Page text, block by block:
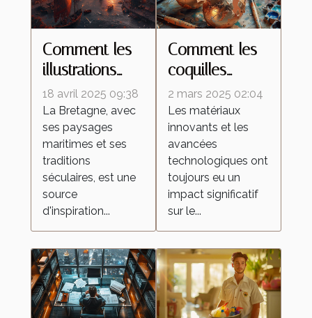
Comment les
illustrations
inspirées de la
Bretagne
célèbrent la
culture
régionale
18 avril 2025 09:38
La Bretagne, avec
ses paysages
maritimes et ses
traditions
séculaires, est une
source
d'inspiration...
Comment les
coquilles
d'œufs
améliorent les
peintures
réfléchissantes
2 mars 2025 02:04
Les matériaux
innovants et les
avancées
technologiques ont
toujours eu un
impact significatif
sur le...